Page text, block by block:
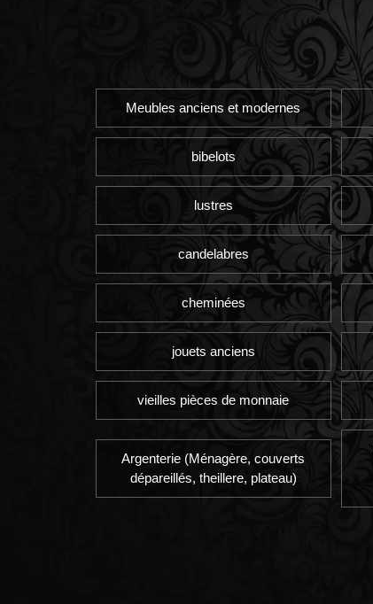
Meubles anciens et modernes
bibelots
lustres
candelabres
cheminées
jouets anciens
vieilles pièces de monnaie
Argenterie (Ménagère, couverts
dépareillés, theillere, plateau)